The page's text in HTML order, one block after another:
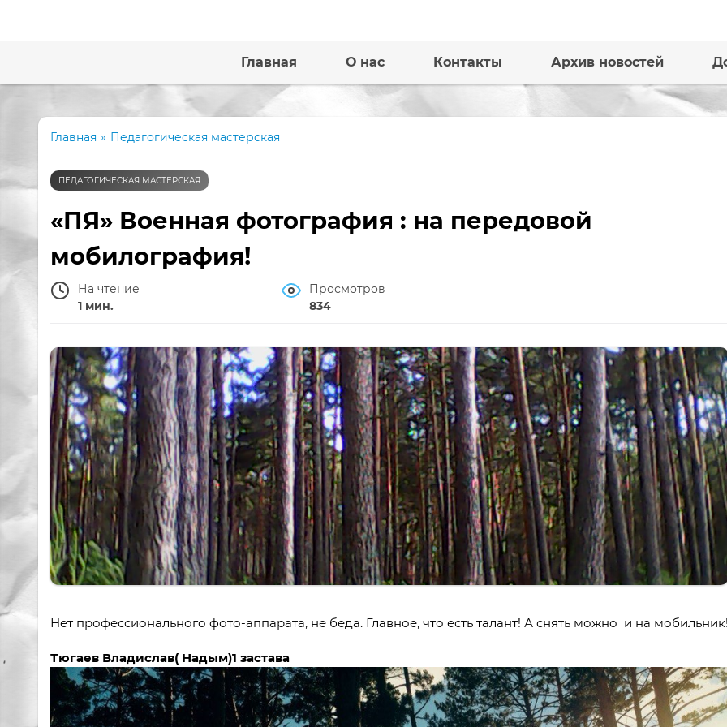
Главная О нас Контакты Архив новостей
Главная » Педагогическая мастерская
ПЕДАГОГИЧЕСКАЯ МАСТЕРСКАЯ
«ПЯ» Военная фотография : на передовой
мобилография!
На чтение
1 мин.
Просмотров
834
Нет профессионального фото-аппарата, не беда. Главное, что есть талант! А снять можно и на
Тюгаев Владислав( Надым)1 застава